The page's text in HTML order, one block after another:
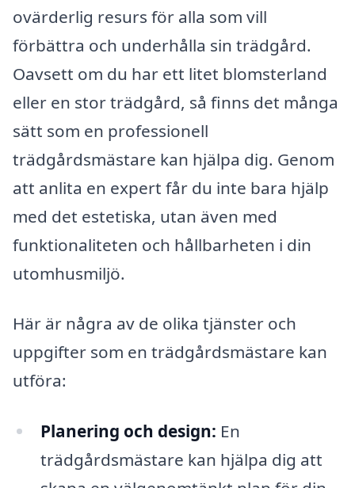
ovärderlig resurs för alla som vill
förbättra och underhålla sin trädgård.
Oavsett om du har ett litet blomsterland
eller en stor trädgård, så finns det många
sätt som en professionell
trädgårdsmästare kan hjälpa dig. Genom
att anlita en expert får du inte bara hjälp
med det estetiska, utan även med
funktionaliteten och hållbarheten i din
utomhusmiljö.
Här är några av de olika tjänster och
uppgifter som en trädgårdsmästare kan
utföra:
Planering och design: En
trädgårdsmästare kan hjälpa dig att